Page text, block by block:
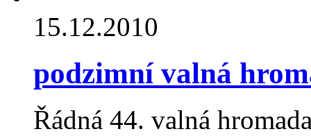
15.12.2010
podzimní valná
Řádná 44. valná